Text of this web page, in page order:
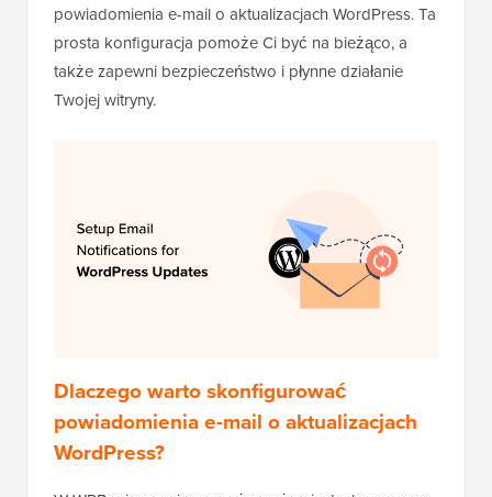
powiadomienia e-mail o aktualizacjach WordPress. Ta
prosta konfiguracja pomoże Ci być na bieżąco, a
także zapewni bezpieczeństwo i płynne działanie
Twojej witryny.
Dlaczego warto skonfigurować
powiadomienia e-mail o aktualizacjach
WordPress?